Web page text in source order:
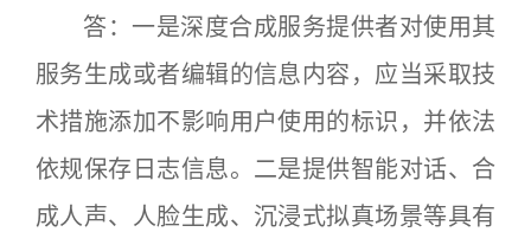
答：一是深度合成服务提供者对使用其
服务生成或者编辑的信息内容，应当采取技
术措施添加不影响用户使用的标识，并依法
依规保存日志信息。二是提供智能对话、合
成人声、人脸生成、沉浸式拟真场景等具有